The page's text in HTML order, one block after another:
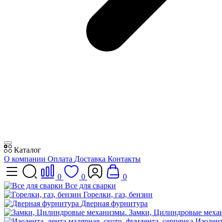
Каталог
О компании Оплата Доставка Контакты
0 0
0
Все для сварки
Горелки, газ, бензин
Дверная фурнитура
Замки, Цилиндровые